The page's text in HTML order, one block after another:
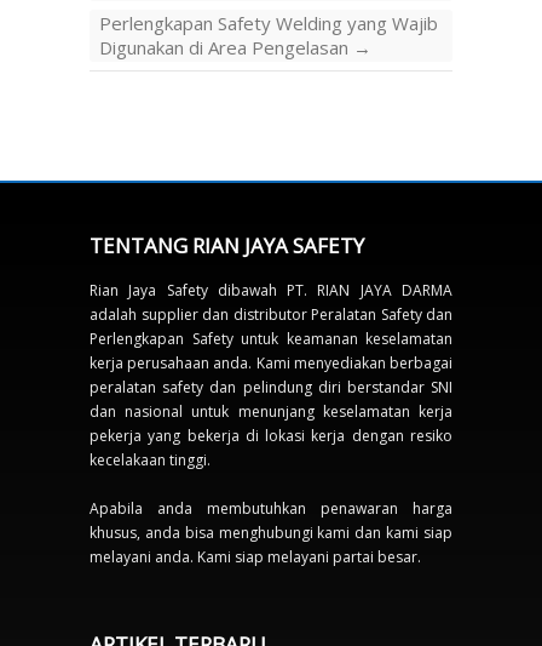
Perlengkapan Safety Welding yang Wajib
Digunakan di Area Pengelasan →
TENTANG RIAN JAYA SAFETY
Rian Jaya Safety dibawah PT. RIAN JAYA DARMA
adalah supplier dan distributor Peralatan Safety dan
Perlengkapan Safety untuk keamanan keselamatan
kerja perusahaan anda. Kami menyediakan berbagai
peralatan safety dan pelindung diri berstandar SNI
dan nasional untuk menunjang keselamatan kerja
pekerja yang bekerja di lokasi kerja dengan resiko
kecelakaan tinggi.
Apabila anda membutuhkan penawaran harga
khusus, anda bisa menghubungi kami dan kami siap
melayani anda. Kami siap melayani partai besar.